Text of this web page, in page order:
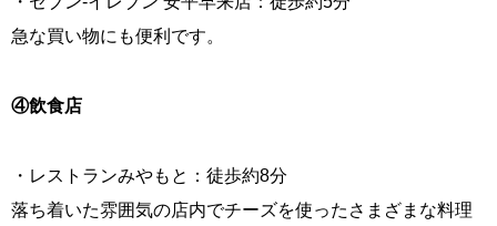
急な買い物にも便利です。
④飲食店
・レストランみやもと：徒歩約8分
落ち着いた雰囲気の店内でチーズを使ったさまざまな料理